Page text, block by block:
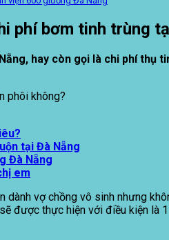
phí bơm tinh trùng
hay còn gọi là chi phí thụ
phôi không?
tại Đà Nẵng
Đà Nẵng
em
vợ chồng vô sinh nhưng
được thực hiện với điều kiện là